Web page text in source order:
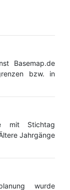
Basemap.de
bzw. in
mit Stichtag
Jahrgänge
wurde